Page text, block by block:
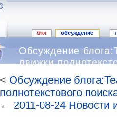
блог обсуждение
Обсуждение
движки
< Обсуждение
полнотекстового
← 2011-08-24 Новости